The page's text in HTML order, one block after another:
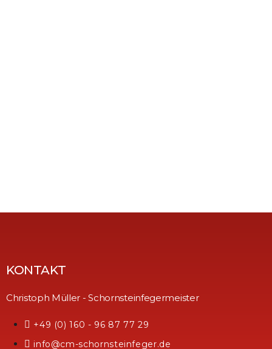
KONTAKT
Christoph Müller - Schornsteinfegermeister
+49 (0) 160 - 96 87 77 29
info@cm-schornsteinfeger.de